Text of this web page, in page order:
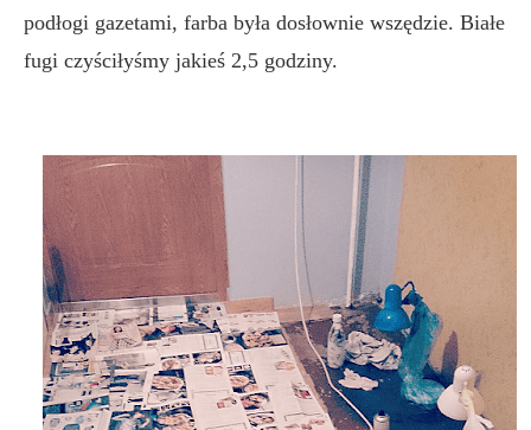
podłogi gazetami, farba była dosłownie wszędzie. Białe
fugi czyściłyśmy jakieś 2,5 godziny.